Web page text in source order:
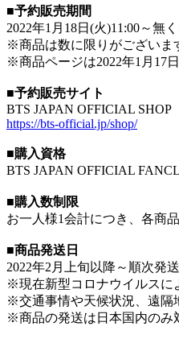
■予約販売期間
2022年1月18日(火)11:00～無
※商品は数に限りがございま
※商品ページは2022年1月17
■予約販売サイト
BTS JAPAN OFFICIAL SHOP
https://bts-official.jp/shop/
■購入資格
BTS JAPAN OFFICIAL
■購入数制限
お一人様1会計につき、各商
■商品発送日
2022年2月上旬以降～順次発
※現在新型コロナウイルスに
※交通事情や天候状況、遠隔
※商品の発送は日本国内のみ